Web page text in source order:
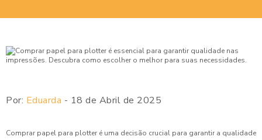
Por: Eduarda - 18 de Abril de 2025
Comprar papel para plotter é uma decisão crucial para garantir a qualidade